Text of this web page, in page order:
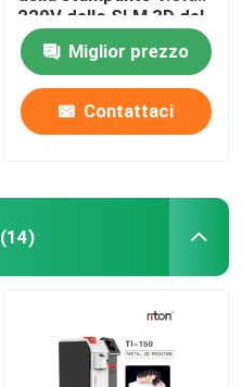
220V dello SLM 3D del
metallo
Miglior prezzo
Contattaci
(14)